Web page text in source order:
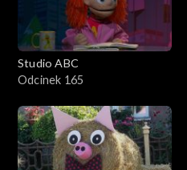
Studio ABC
Odcinek 165